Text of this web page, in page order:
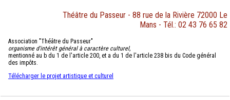
Théâtre du Passeur - 88 rue de la Rivière 72000 Le
Mans - Tél.: 02 43 76 65 82
Association "Théâtre du Passeur"
organisme d'intérêt général à caractère culturel,
mentionné au b du 1 de l'article 200, et a du 1 de l'article 238 bis du Code général
des impôts.
Télécharger le projet artistique et culturel